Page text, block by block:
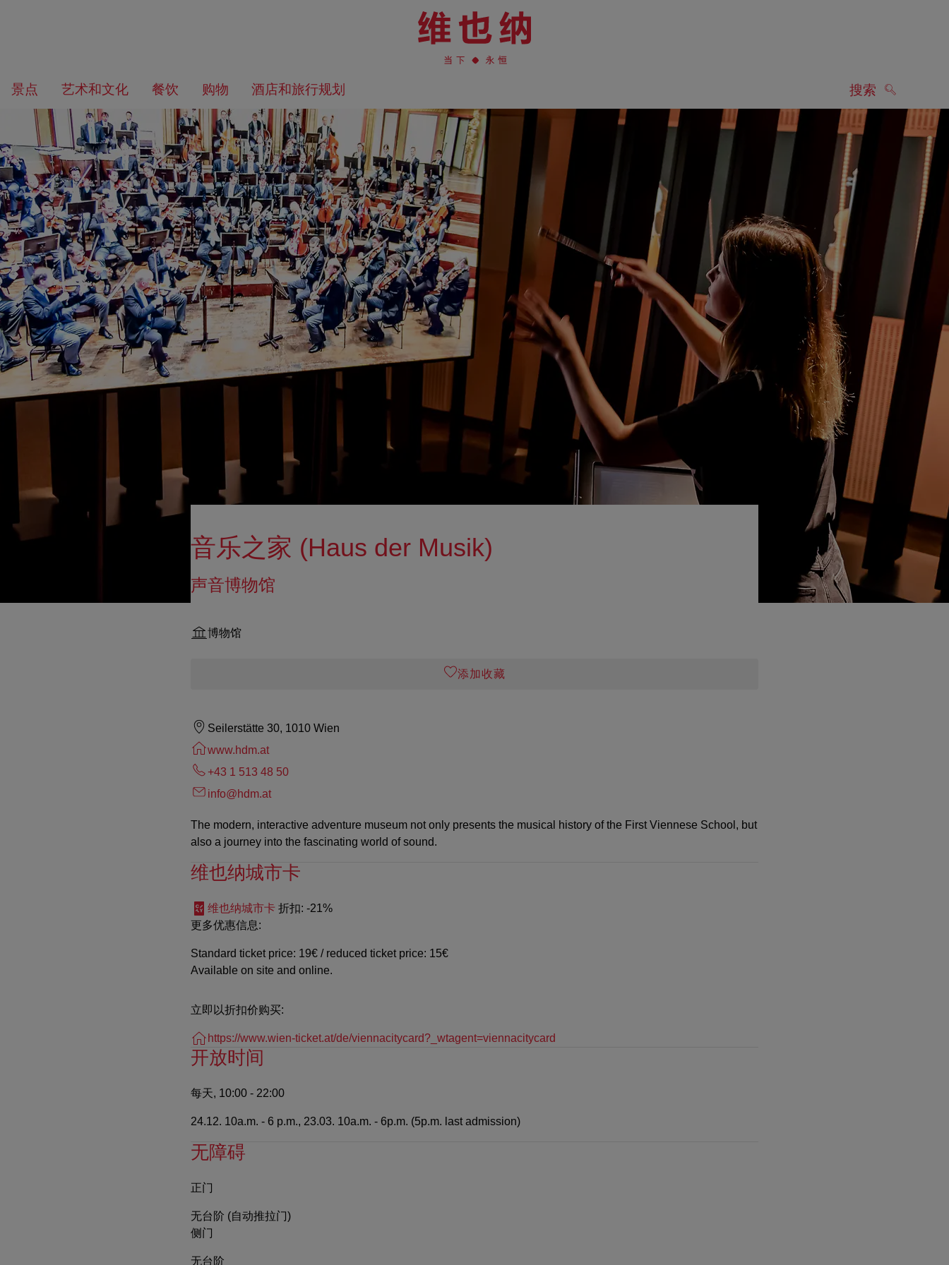
导
内
景点 艺术和文化 餐饮 购物 酒店和旅行规划 搜索
找
什
么？
在地图上显示搜索结果
音乐之家 (Haus der Musik)
声音博物馆
博物馆
添加收藏
Seilerstätte 30, 1010 Wien
www.hdm.at
+43 1 513 48 50
info@hdm.at
The modern, interactive adventure museum not only presents the musical history of the First Viennese School, but
also a journey into the fascinating world of sound.
维也纳城市卡
维也纳城市卡 折扣: -21%
更多优惠信息:
Standard ticket price: 19€ / reduced ticket price: 15€
Available on site and online.
立即以折扣价购买:
https://www.wien-ticket.at/de/viennacitycard?_wtagent=viennacitycard
开放时间
每天, 10:00 - 22:00
24.12. 10a.m. - 6 p.m., 23.03. 10a.m. - 6p.m. (5p.m. last admission)
无障碍
正门
无台阶 (自动推拉门)
侧门
无台阶